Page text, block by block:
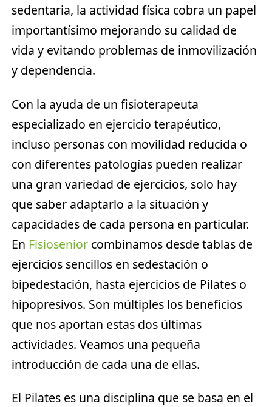
sedentaria, la actividad física cobra un papel
importantísimo mejorando su calidad de
vida y evitando problemas de inmovilización
y dependencia.
Con la ayuda de un fisioterapeuta
especializado en ejercicio terapéutico,
incluso personas con movilidad reducida o
con diferentes patologías pueden realizar
una gran variedad de ejercicios, solo hay
que saber adaptarlo a la situación y
capacidades de cada persona en particular.
En Fisiosenior combinamos desde tablas de
ejercicios sencillos en sedestación o
bipedestación, hasta ejercicios de Pilates o
hipopresivos. Son múltiples los beneficios
que nos aportan estas dos últimas
actividades. Veamos una pequeña
introducción de cada una de ellas.
El Pilates es una disciplina que se basa en el